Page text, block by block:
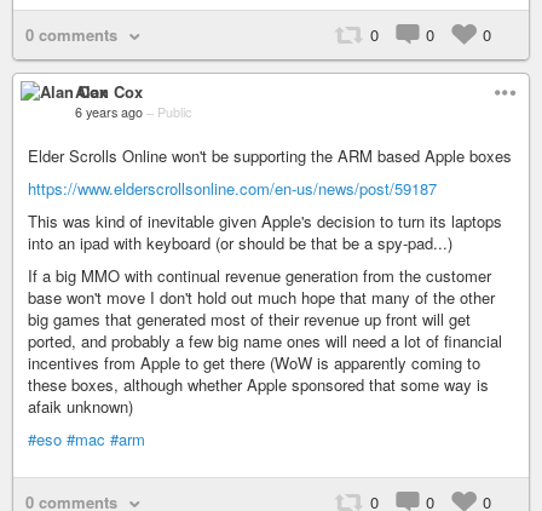
0 comments 0 0 0
Alan Cox
6 years ago – Public
Elder Scrolls Online won't be supporting the ARM based Apple boxes
https://www.elderscrollsonline.com/en-us/news/post/59187
This was kind of inevitable given Apple's decision to turn its laptops
into an ipad with keyboard (or should be that be a spy-pad...)
If a big MMO with continual revenue generation from the customer
base won't move I don't hold out much hope that many of the other
big games that generated most of their revenue up front will get
ported, and probably a few big name ones will need a lot of financial
incentives from Apple to get there (WoW is apparently coming to
these boxes, although whether Apple sponsored that some way is
afaik unknown)
#eso #mac #arm
0 comments 0 0 0